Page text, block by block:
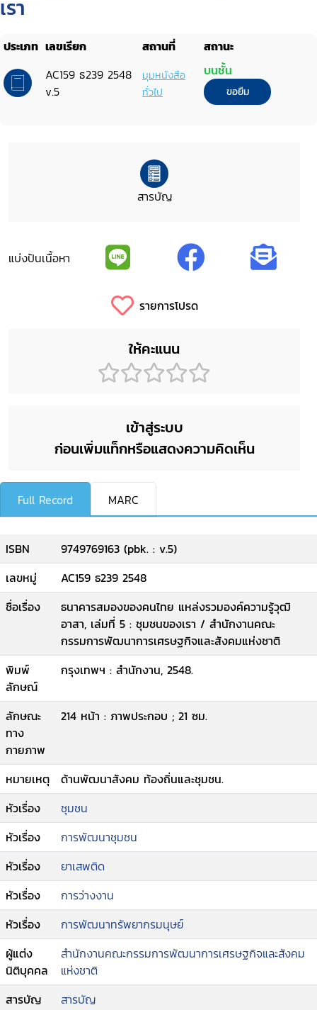
เรา
ประเภท เลขเรียก สถานที่
สถานะ
AC159 ธ239 2548
v.5
มุมหนังสือ
ทั่วไป
บนชั้น
ขอยืม
สารบัญ
แบ่งปันเนื้อหา
รายการโปรด
ให้คะแนน
เข้าสู่ระบบ
ก่อนเพิ่มแท็กหรือแสดงความคิดเห็น
Full Record MARC
ISBN
9749769163 (pbk. : v.5)
เลขหมู่
AC159 ธ239 2548
ชื่อเรื่อง
ธนาคารสมองของคนไทย แหล่งรวมองค์ความรู้วุฒิ
อาสา, เล่มที่ 5 : ชุมชนของเรา / สำนักงานคณะ
กรรมการพัฒนาการเศรษฐกิจและสังคมแห่งชาติ
พิมพ์
ลักษณ์
กรุงเทพฯ : สำนักงาน, 2548.
ลักษณะ
ทาง
กายภาพ
214 หน้า : ภาพประกอบ ; 21 ซม.
หมายเหตุ
ด้านพัฒนาสังคม ท้องถิ่นและชุมชน.
หัวเรื่อง
ชุมชน
หัวเรื่อง
การพัฒนาชุมชน
หัวเรื่อง
ยาเสพติด
หัวเรื่อง
การว่างงาน
หัวเรื่อง
การพัฒนาทรัพยากรมนุษย์
ผู้แต่ง
นิติบุคคล
สำนักงานคณะกรรมการพัฒนาการเศรษฐกิจและสังคม
แห่งชาติ
สารบัญ
สารบัญ